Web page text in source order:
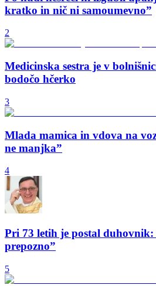
kratko in nič ni samoumevno”
2
Medicinska sestra je v
bodočo hčerko
3
Mlada mamica in vdova na
ne manjka”
4
Pri 73 letih je postal
prepozno”
5